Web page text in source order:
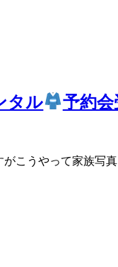
タル 予約会
こうやって家族写